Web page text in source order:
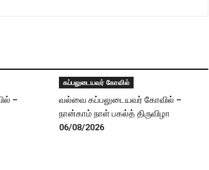
–
கப்பலுடையவர் கோவில்
வல்வை கப்பலுடையவர் கோவில் –
நான்காம் நாள் பகல்த் திருவிழா
06/08/2026